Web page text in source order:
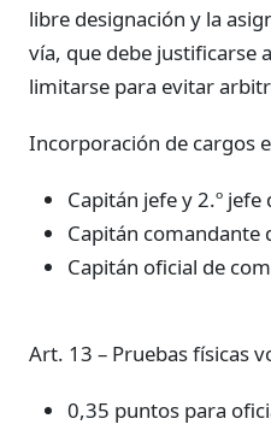
libre designación y la
vía, que debe justificarse
limitarse para evitar
Incorporación de cargos
Capitán jefe y 2.º
Capitán comandante
Capitán oficial
Art. 13 – Pruebas físicas
0,35 puntos para